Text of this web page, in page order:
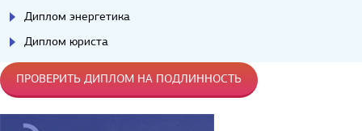
Диплом энергетика
Диплом юриста
ПРОВЕРИТЬ ДИПЛОМ НА ПОДЛИННОСТЬ